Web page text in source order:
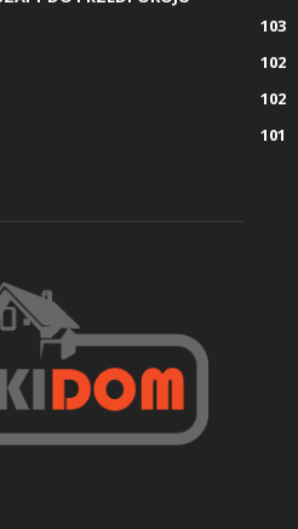
103
102
102
101